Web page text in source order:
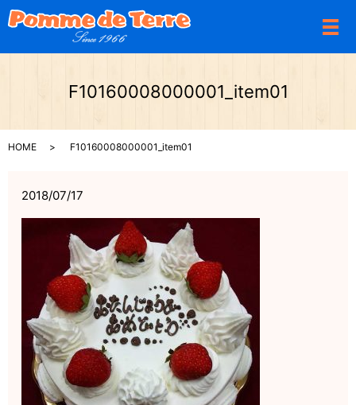
メ
F10160008000001_item01
HOME F10160008000001_item01
2018/07/17